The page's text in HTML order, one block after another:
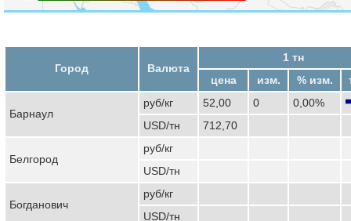
Город Валюта
1 тн
цена
изм. % изм.
Барнаул
руб/кг 52,00 0
0,00%
USD/тн
712,70
Белгород
руб/кг
USD/тн
Богданович
руб/кг
USD/тн